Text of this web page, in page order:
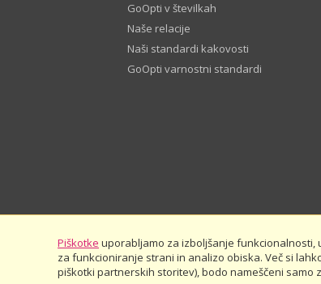
Piškotke uporabljamo za izboljšanje
za funkcioniranje strani in analizo obiska. Več si
piškotki partnerskih storitev), bodo nameščeni samo
GoOpti v številkah
Naše relacije
Naši standardi kakovosti
GoOpti varnostni standardi
© 2026 GoOpti